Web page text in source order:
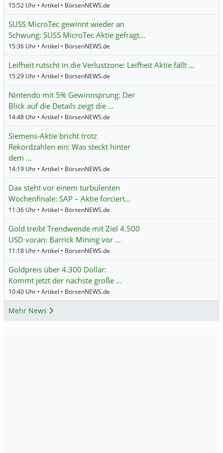
15:52 Uhr • Artikel • BörsenNEWS.de
SUSS MicroTec gewinnt wieder an
Schwung: SUSS MicroTec Aktie gefragt…
15:36 Uhr • Artikel • BörsenNEWS.de
Leifheit rutscht in die Verlustzone: Leifheit Aktie fällt …
15:29 Uhr • Artikel • BörsenNEWS.de
Nintendo mit 5% Gewinnsprung: Der
Blick auf die Details zeigt die …
14:48 Uhr • Artikel • BörsenNEWS.de
Siemens-Aktie bricht trotz
Rekordzahlen ein: Was steckt hinter
dem …
14:19 Uhr • Artikel • BörsenNEWS.de
Dax steht vor einem turbulenten
Wochenfinale: SAP – Aktie forciert…
11:36 Uhr • Artikel • BörsenNEWS.de
Gold treibt Trendwende mit Ziel 4.500
USD voran: Barrick Mining vor …
11:18 Uhr • Artikel • BörsenNEWS.de
Goldpreis über 4.300 Dollar:
Kommt jetzt der nächste große …
10:40 Uhr • Artikel • BörsenNEWS.de
Mehr News